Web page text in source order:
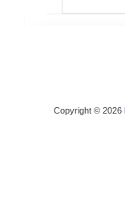
Copyright © 2026